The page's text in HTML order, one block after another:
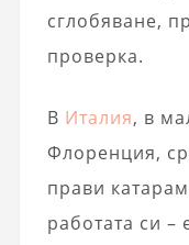
сглобяване,
проверка.
В Италия, в
Флоренция,
прави
работата си –